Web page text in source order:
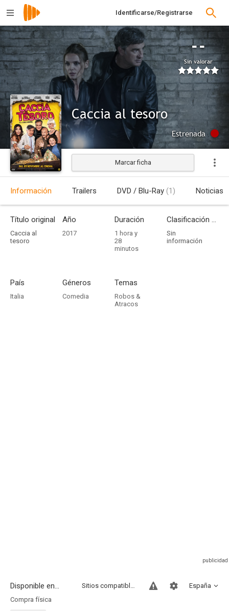
Identificarse/Registrarse
--
Sin valorar
Caccia al tesoro
Estrenada
Marcar ficha
Información Trailers DVD / Blu-Ray (1) Noticias
Título original
Caccia al
tesoro
Año
2017
Duración
1 hora y
28
minutos
Clasificación por edades
Sin
información
País
Italia
Géneros
Comedia
Temas
Robos &
Atracos
Disponible en... España
Sitios compatibles
Compra física